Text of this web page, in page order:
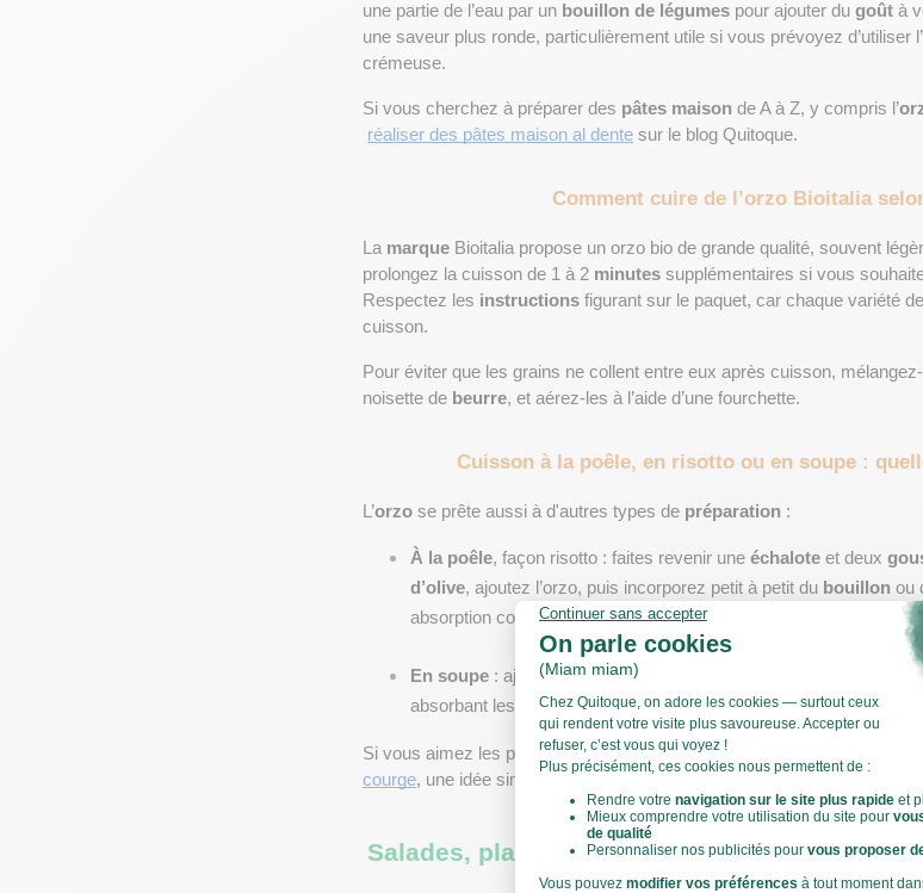
une partie de l’eau par un bouillon de légumes pour ajouter du goût à
une saveur plus ronde, particulièrement utile si vous prévoyez d’utiliser l’
crémeuse.
Si vous cherchez à préparer des pâtes maison de A à Z, y compris l’
réaliser des pâtes maison al dente sur le blog Quitoque.
Comment cuire de l’orzo Bioitalia
La marque Bioitalia propose un orzo bio de grande qualité, souvent
prolongez la cuisson de 1 à 2 minutes supplémentaires si vous
Respectez les instructions figurant sur le paquet, car chaque variété
cuisson.
Pour éviter que les grains ne collent entre eux après cuisson,
noisette de beurre, et aérez-les à l’aide d’une fourchette.
Cuisson à la poêle, en risotto ou en soupe :
L’orzo se prête aussi à d'autres types de préparation :
À la poêle, façon risotto : faites revenir une échalote et deux
d’olive, ajoutez l’orzo, puis incorporez petit à petit du bouillon ou
absorption complète. Cette méthode prend environ
15 à 18
En soupe : ajoutez l’orzo directement dans votre ou
absorbant les arômes du bouillon pour une texture fondante.
Si vous aimez les plats onctueux, laissez-vous tenter par
l’orzo
courge, une idée simple et réconfortante proposée par Quitoque.
Salades, plats chauds, accompagnements :